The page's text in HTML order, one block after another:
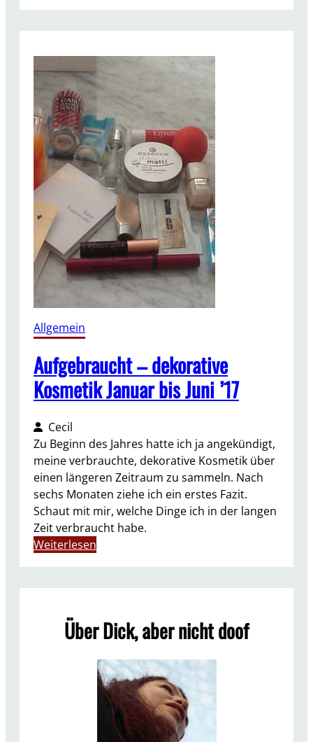
g
b
a
u
c
h
t
o
v
e
m
b
e
0
1
7
Allgemein
Aufgebraucht – dekorative
Kosmetik Januar bis Juni ’17
Cecil
Zu Beginn des Jahres hatte ich ja angekündigt,
meine verbrauchte, dekorative Kosmetik über
einen längeren Zeitraum zu sammeln. Nach
sechs Monaten ziehe ich ein erstes Fazit.
Schaut mit mir, welche Dinge ich in der langen
Zeit verbraucht habe.
Weiterlesen
e
r
a
Über Dick, aber nicht doof